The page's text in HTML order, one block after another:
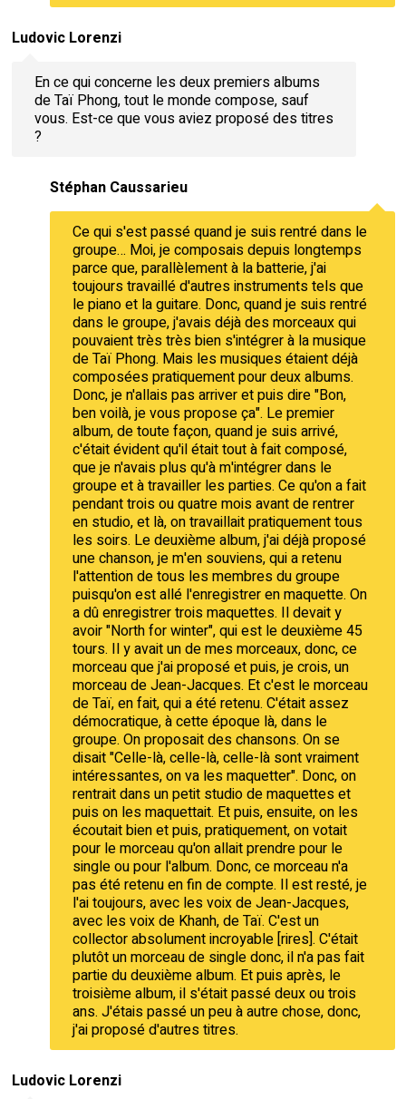
Ludovic Lorenzi
En ce qui concerne les deux premiers albums
de Taï Phong, tout le monde compose, sauf
vous. Est-ce que vous aviez proposé des titres
?
Stéphan Caussarieu
Ce qui s'est passé quand je suis rentré dans le
groupe… Moi, je composais depuis longtemps
parce que, parallèlement à la batterie, j'ai
toujours travaillé d'autres instruments tels que
le piano et la guitare. Donc, quand je suis rentré
dans le groupe, j'avais déjà des morceaux qui
pouvaient très très bien s'intégrer à la musique
de Taï Phong. Mais les musiques étaient déjà
composées pratiquement pour deux albums.
Donc, je n'allais pas arriver et puis dire "Bon,
ben voilà, je vous propose ça". Le premier
album, de toute façon, quand je suis arrivé,
c'était évident qu'il était tout à fait composé,
que je n'avais plus qu'à m'intégrer dans le
groupe et à travailler les parties. Ce qu'on a fait
pendant trois ou quatre mois avant de rentrer
en studio, et là, on travaillait pratiquement tous
les soirs. Le deuxième album, j'ai déjà proposé
une chanson, je m'en souviens, qui a retenu
l'attention de tous les membres du groupe
puisqu'on est allé l'enregistrer en maquette. On
a dû enregistrer trois maquettes. Il devait y
avoir "North for winter", qui est le deuxième 45
tours. Il y avait un de mes morceaux, donc, ce
morceau que j'ai proposé et puis, je crois, un
morceau de Jean-Jacques. Et c'est le morceau
de Taï, en fait, qui a été retenu. C'était assez
démocratique, à cette époque là, dans le
groupe. On proposait des chansons. On se
disait "Celle-là, celle-là, celle-là sont vraiment
intéressantes, on va les maquetter". Donc, on
rentrait dans un petit studio de maquettes et
puis on les maquettait. Et puis, ensuite, on les
écoutait bien et puis, pratiquement, on votait
pour le morceau qu'on allait prendre pour le
single ou pour l'album. Donc, ce morceau n'a
pas été retenu en fin de compte. Il est resté, je
l'ai toujours, avec les voix de Jean-Jacques,
avec les voix de Khanh, de Taï. C'est un
collector absolument incroyable [rires]. C'était
plutôt un morceau de single donc, il n'a pas fait
partie du deuxième album. Et puis après, le
troisième album, il s'était passé deux ou trois
ans. J'étais passé un peu à autre chose, donc,
j'ai proposé d'autres titres.
Ludovic Lorenzi